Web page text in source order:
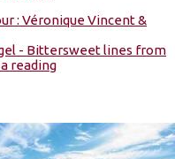
: Véronique Vincent &
- Bittersweet lines from
reading